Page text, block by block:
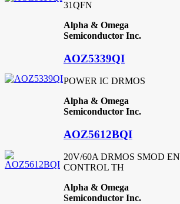
31QFN
Alpha & Omega
Semiconductor Inc.
AOZ5339QI
POWER IC DRMOS
Alpha & Omega
Semiconductor Inc.
AOZ5612BQI
20V/60A DRMOS SMOD EN
CONTROL TH
Alpha & Omega
Semiconductor Inc.